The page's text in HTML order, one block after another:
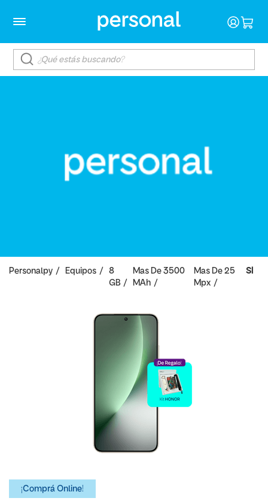
Personalpy Equipos
8
GB
Mas De 3500
MAh
Mas De 25
Mpx
SI
¡Comprá Online!